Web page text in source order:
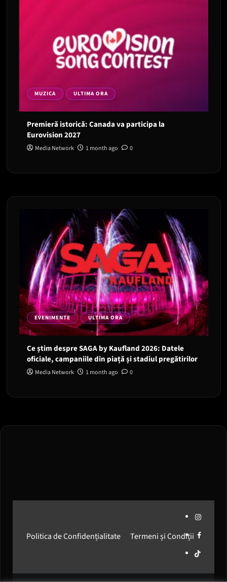
MUZICA ULTIMA ORA
Premieră istorică: Canada va participa la
Eurovision 2027
Media Network 1 month ago 0
EVENIMENTE ULTIMA ORA
Ce știm despre SAGA by Kaufland 2026: Datele
oficiale, campaniile din piață și stadiul pregătirilor
Media Network 1 month ago 0
Politica de Confidențialitate Termeni și Condiții
Instagram
Facebook
Media